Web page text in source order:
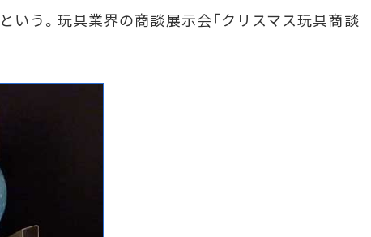
いう。玩具業界の商談展示会「クリスマス玩具商談